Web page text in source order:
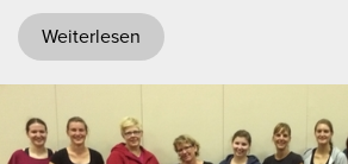
Weiterlesen